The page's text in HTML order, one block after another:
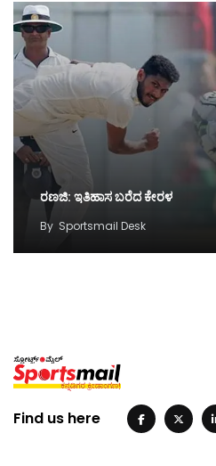
ರಣಜಿ: ಇತಿಹಾಸ ಬರೆದ ಕೇರಳ
By Sportsmail Desk
Find us here